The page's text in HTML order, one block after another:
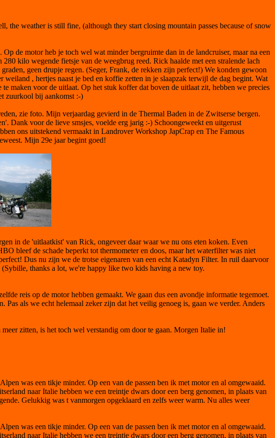
weather is still fine, (although they start closing mountain passes because of snow
de motor heb je toch wel wat minder bergruimte dan in de landcruiser, maar na een
kilo wegende fietsje van de weegbrug reed. Rick haalde met een stralende lach
geen drupje regen. (Seger, Frank, de rekken zijn perfect!) We konden gewoon
, hertjes naast je bed en koffie zetten in je slaapzak terwijl de dag begint. Wat
maken voor de uitlaat. Op het stuk koffer dat boven de uitlaat zit, hebben we precies
zuurkool bij aankomst :-)
zie foto. Mijn verjaardag gevierd in de Thermal Baden in de Zwitserse bergen.
Dank voor de lieve smsjes, voelde erg jarig :-) Schoongeweekt en uitgerust
ons uitstekend vermaakt in Landrover Workshop JapCrap en The Famous
Mijn 29e jaar begint goed!
in de 'uitlaatkist' van Rick, ongeveer daar waar we nu ons eten koken. Even
bleef de schade beperkt tot thermometer en doos, maar het waterfilter was niet
Dus nu zijn we de trotse eigenaren van een echt Katadyn Filter. In ruil daarvoor
thanks a lot, we're happy like two kids having a new toy.
reis op de motor hebben gemaakt. We gaan dus een avondje informatie tegemoet.
als we echt helemaal zeker zijn dat het veilig genoeg is, gaan we verder. Anders
zitten, is het toch wel verstandig om door te gaan. Morgen Italie in!
was een tikje minder. Op een van de passen ben ik met motor en al omgewaaid.
naar Italie hebben we een treintje dwars door een berg genomen, in plaats van
Gelukkig was t vanmorgen opgeklaard en zelfs weer warm. Nu alles weer
was een tikje minder. Op een van de passen ben ik met motor en al omgewaaid.
naar Italie hebben we een treintje dwars door een berg genomen, in plaats van